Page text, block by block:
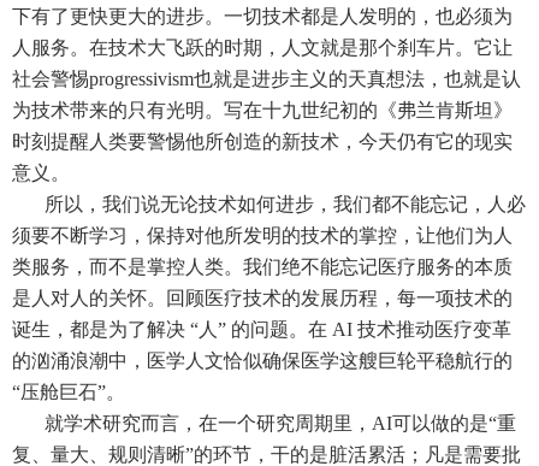
下有了更快更大的进步。一切技术都是人发明的，也必须为
人服务。在技术大飞跃的时期，人文就是那个刹车片。它让
社会警惕progressivism也就是进步主义的天真想法，也就是认
为技术带来的只有光明。写在十九世纪初的《弗兰肯斯坦》
时刻提醒人类要警惕他所创造的新技术，今天仍有它的现实
意义。
所以，我们说无论技术如何进步，我们都不能忘记，人必
须要不断学习，保持对他所发明的技术的掌控，让他们为人
类服务，而不是掌控人类。我们绝不能忘记医疗服务的本质
是人对人的关怀。回顾医疗技术的发展历程，每一项技术的
诞生，都是为了解决 “人” 的问题。在 AI 技术推动医疗变革
的汹涌浪潮中，医学人文恰似确保医学这艘巨轮平稳航行的
“压舱巨石”。
就学术研究而言，在一个研究周期里，AI可以做的是“重
复、量大、规则清晰”的环节，干的是脏活累活；凡是需要批